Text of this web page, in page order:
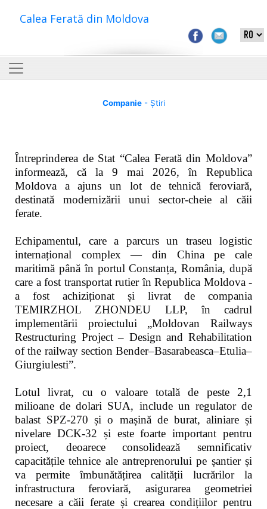
Calea Ferată din Moldova
Companie- Știri
Întreprinderea de Stat “Calea Ferată din Moldova”
informează, că la 9 mai 2026, în Republica
Moldova a ajuns un lot de tehnică feroviară,
destinată modernizării unui sector-cheie al căii
ferate.
Echipamentul, care a parcurs un traseu logistic
internațional complex — din China pe cale
maritimă până în portul Constanța, România, după
care a fost transportat rutier în Republica Moldova -
a fost achiziționat și livrat de compania
TEMIRZHOL ZHONDEU LLP, în cadrul
implementării proiectului „Moldovan Railways
Restructuring Project – Design and Rehabilitation
of the railway section Bender–Basarabeasca–Etulia–
Giurgiulesti”.
Lotul livrat, cu o valoare totală de peste 2,1
milioane de dolari SUA, include un regulator de
balast SPZ-270 și o mașină de burat, aliniare și
nivelare DCK-32 și este foarte important pentru
proiect, deoarece consolidează semnificativ
capacitățile tehnice ale antreprenorului pe șantier și
va permite îmbunătățirea calității lucrărilor la
infrastructura feroviară, asigurarea geometriei
necesare a căii ferate și crearea condițiilor pentru